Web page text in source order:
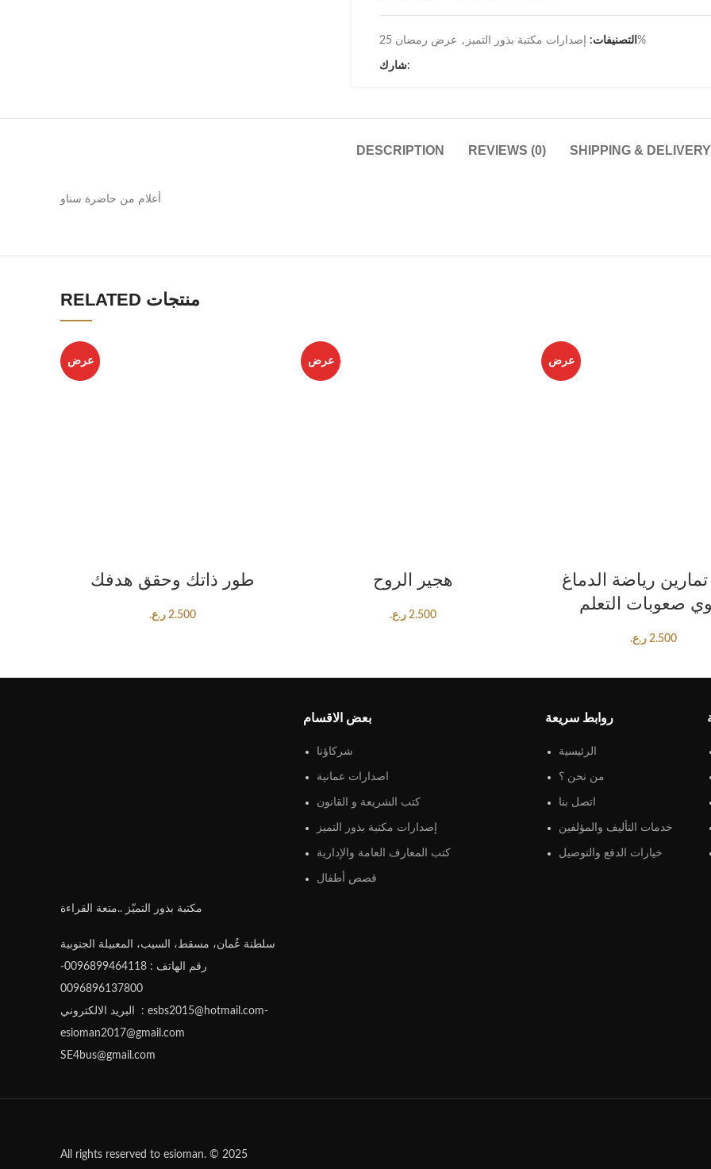
التصنيفات: إصدارات مكتبة بذور التميز , عرض رمضان 25%
شارك:
DESCRIPTION REVIEWS (0) SHIPPING & DELIVERY
أعلام من حاضرة سناو
RELATED منتجات
عرض
طور ذاتك وحقق هدفك
2.500 ر.ع.
عرض
هجير الروح
2.500 ر.ع.
عرض
رياضة الدماغ
صعوبات التعلم
2.500 ر.ع.
مكتبة بذور التميّز ..متعة القراءة
سلطنة عُمان، مسقط، السيب، المعبيلة الجنوبية
رقم الهاتف : 0096899464118-
0096896137800
البريد الالكتروني : esbs2015@hotmail.com-
esioman2017@gmail.com
SE4bus@gmail.com
بعض الاقسام
شركاؤنا
اصدارات عمانية
كتب الشريعة و القانون
إصدارات مكتبة بذور التميز
كتب المعارف العامة والإدارية
قصص أطفال
روابط سريعة
الرئيسية
من نحن ؟
اتصل بنا
خدمات التأليف والمؤلفين
خيارات الدفع والتوصيل
All rights reserved to esioman. © 2025